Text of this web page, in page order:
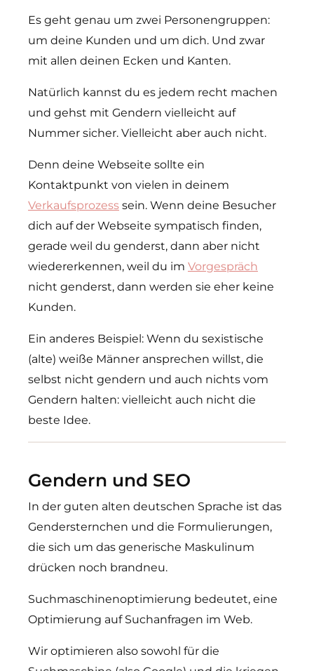
Es geht genau um zwei Personengruppen:
um deine Kunden und um dich. Und zwar
mit allen deinen Ecken und Kanten.
Natürlich kannst du es jedem recht machen
und gehst mit Gendern vielleicht auf
Nummer sicher. Vielleicht aber auch nicht.
Denn deine Webseite sollte ein
Kontaktpunkt von vielen in deinem
Verkaufsprozess sein. Wenn deine Besucher
dich auf der Webseite sympatisch finden,
gerade weil du genderst, dann aber nicht
wiedererkennen, weil du im Vorgespräch
nicht genderst, dann werden sie eher keine
Kunden.
Ein anderes Beispiel: Wenn du sexistische
(alte) weiße Männer ansprechen willst, die
selbst nicht gendern und auch nichts vom
Gendern halten: vielleicht auch nicht die
beste Idee.
Gendern und SEO
In der guten alten deutschen Sprache ist das
Gendersternchen und die Formulierungen,
die sich um das generische Maskulinum
drücken noch brandneu.
Suchmaschinenoptimierung bedeutet, eine
Optimierung auf Suchanfragen im Web.
Wir optimieren also sowohl für die